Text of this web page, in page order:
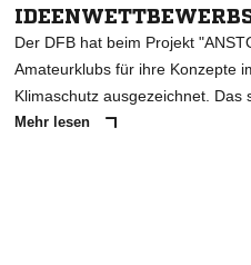
Der DFB hat beim Projekt
Amateurklubs für ihre Konzepte
Klimaschutz ausgezeichnet. Das
Mehr lesen